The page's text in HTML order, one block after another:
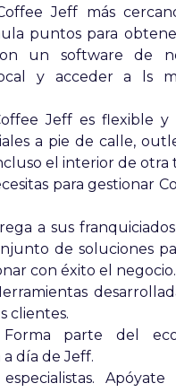
Jeff más
puntos para
un software de
y acceder a ls
Jeff es flexible y
a pie de calle,
el interior de otra
para gestionar
a sus
de soluciones
con éxito el negocio.
clientes.
Forma parte del
día de Jeff.